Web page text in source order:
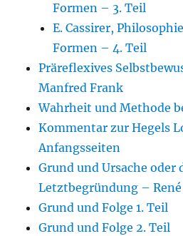
Formen – 3. Teil
E. Cassirer,
Formen – 4. Teil
Präreflexives
Manfred Frank
Wahrheit und Methode
Kommentar zur Hegels
Anfangsseiten
Grund und Ursache oder
Letztbegründung – René
Grund und Folge 1. Teil
Grund und Folge 2. Teil